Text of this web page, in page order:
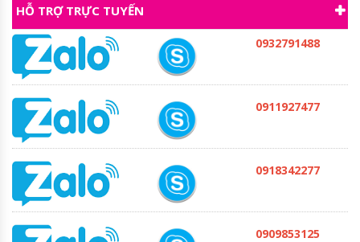
HỖ TRỢ TRỰC TUYẾN
0932791488
0911927477
0918342277
0909853125